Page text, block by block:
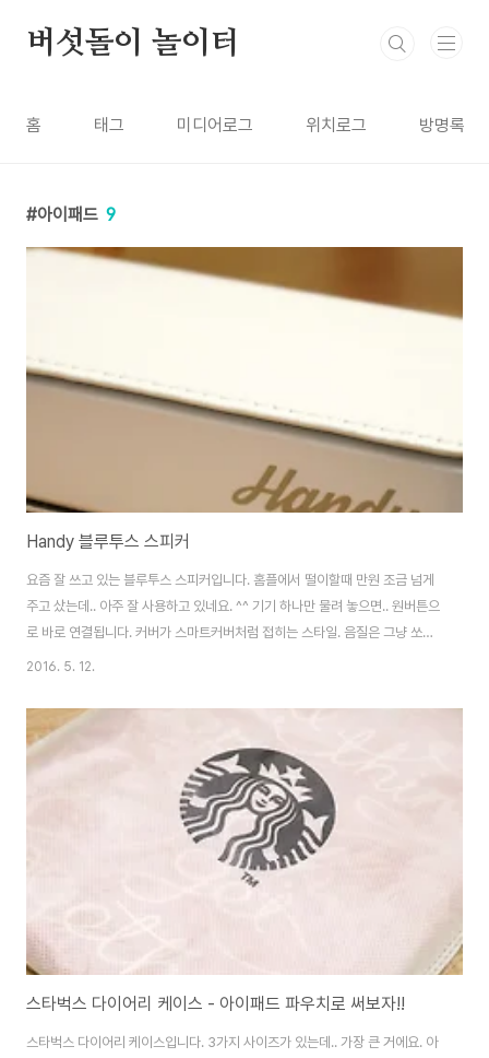
버섯돌이 놀이터
홈 태그 미디어로그 위치로그 방명록
아이패드 9
Handy 블루투스 스피커
요즘 잘 쓰고 있는 블루투스 스피커입니다. 홈플에서 떨이할때 만원 조금 넘게
주고 샀는데.. 아주 잘 사용하고 있네요. ^^ 기기 하나만 물려 놓으면.. 원버튼으
로 바로 연결됩니다. 커버가 스마트커버처럼 접히는 스타일. 음질은 그냥 쏘쏘
한 수준. 그래도 패드 스피커로 듣는거보단 좋지요. ㅎㅎ 가장 좋은건 배터리입
지 않습니다. 충전이 금방 되거든요. ㅋ (마이크로 5핀) 10시간 정도는 충분히
사용이 가능할거라 예상중입니다.
2016. 5. 12.
스타벅스 다이어리 케이스 - 아이패드 파우치로 써보자!!
스타벅스 다이어리 케이스입니다. 3가지 사이즈가 있는데.. 가장 큰 거에요. 아